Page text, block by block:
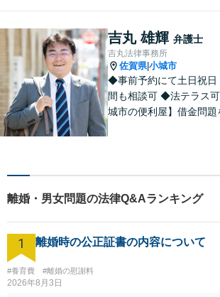
い丁寧にサポートいたし
す。どんな些細なことで
いません。お気軽にご相
ださい【完全個室】
吉丸 雄輝 弁護士
吉丸法律事務所
佐賀県|小城市
◆事前予約にて土日祝日
間も相談可 ◆法テラス可 【小
城市の便利屋】借金問題
離婚・男女問題の法律Q&Aランキング
1 離婚時の公正証書の内容について
#養育費 #離婚の慰謝料
2026年8月3日